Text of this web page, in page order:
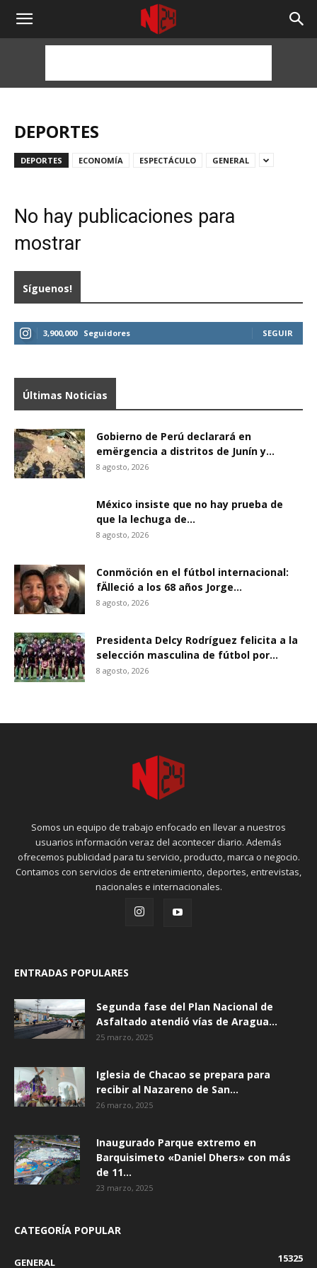
NOTICIAS
HORAS
DEPORTES
DEPORTES ECONOMÍA ESPECTÁCULO GENERAL
No hay publicaciones para
mostrar
Síguenos!
3,900,000 Seguidores SEGUIR
Últimas Noticias
Gobierno de Perú declarará en
emërgencia a distritos de Junín y...
8 agosto, 2026
México insiste que no hay prueba de
que la lechuga de...
8 agosto, 2026
Conmöción en el fútbol internacional:
fÄlleció a los 68 años Jorge...
8 agosto, 2026
Presidenta Delcy Rodríguez felicita a la
selección masculina de fútbol por...
8 agosto, 2026
Somos un equipo de trabajo enfocado en llevar a nuestros
usuarios información veraz del acontecer diario. Además
ofrecemos publicidad para tu servicio, producto, marca o negocio.
Contamos con servicios de entretenimiento, deportes, entrevistas,
nacionales e internacionales.
ENTRADAS POPULARES
Segunda fase del Plan Nacional de
Asfaltado atendió vías de Aragua...
25 marzo, 2025
Iglesia de Chacao se prepara para
recibir al Nazareno de San...
26 marzo, 2025
Inaugurado Parque extremo en
Barquisimeto «Daniel Dhers» con más
de 11...
23 marzo, 2025
CATEGORÍA POPULAR
GENERAL 15325